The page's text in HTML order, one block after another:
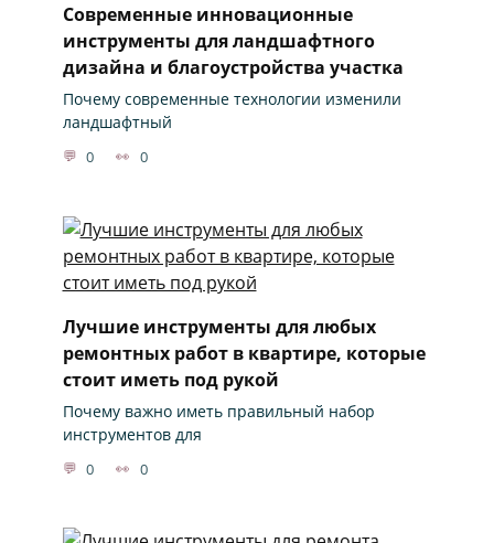
Современные инновационные
инструменты для ландшафтного
дизайна и благоустройства участка
Почему современные технологии изменили
ландшафтный
0 0
Лучшие инструменты для любых
ремонтных работ в квартире, которые
стоит иметь под рукой
Почему важно иметь правильный набор
инструментов для
0 0